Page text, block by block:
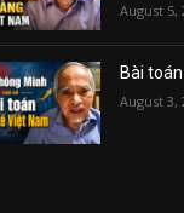
August 5,
Bài
August 3,